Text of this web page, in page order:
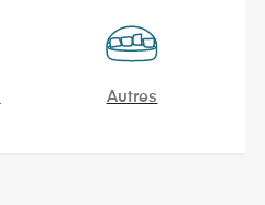
Autres